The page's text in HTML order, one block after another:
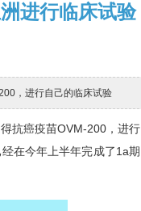
进行临床试验
，进行自己的临床试验
抗癌疫苗OVM-200，进行
在今年上半年完成了1a期